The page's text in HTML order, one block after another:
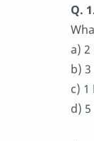
Q.
a) 2
b) 3
c) 1
d) 5